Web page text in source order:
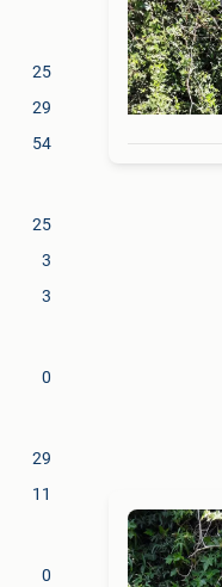
25
29
54
25
3
3
0
29
11
0